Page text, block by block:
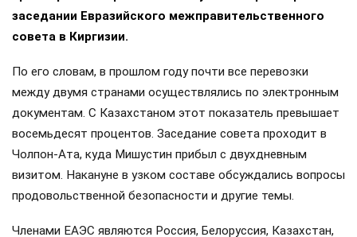
заседании Евразийского межправительственного
совета в Киргизии.
По его словам, в прошлом году почти все перевозки
между двумя странами осуществлялись по электронным
документам. С Казахстаном этот показатель превышает
восемьдесят процентов. Заседание совета проходит в
Чолпон-Ата, куда Мишустин прибыл с двухдневным
визитом. Накануне в узком составе обсуждались вопросы
продовольственной безопасности и другие темы.
Членами ЕАЭС являются Россия, Белоруссия, Казахстан,